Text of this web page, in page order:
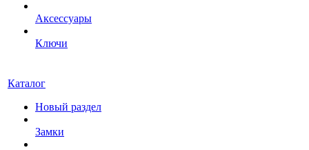
Аксессуары
Ключи
Каталог
Новый раздел
Замки